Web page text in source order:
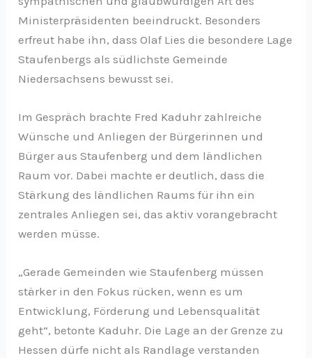
Ministerpräsidenten beeindruckt. Besonders
erfreut habe ihn, dass Olaf Lies die besondere Lage
Staufenbergs als südlichste Gemeinde
Niedersachsens bewusst sei.
Im Gespräch brachte Fred Kaduhr zahlreiche
Wünsche und Anliegen der Bürgerinnen und
Bürger aus Staufenberg und dem ländlichen
Raum vor. Dabei machte er deutlich, dass die
Stärkung des ländlichen Raums für ihn ein
zentrales Anliegen sei, das aktiv vorangebracht
werden müsse.
„Gerade Gemeinden wie Staufenberg müssen
stärker in den Fokus rücken, wenn es um
Entwicklung, Förderung und Lebensqualität
geht“, betonte Kaduhr. Die Lage an der Grenze zu
Hessen dürfe nicht als Randlage verstanden